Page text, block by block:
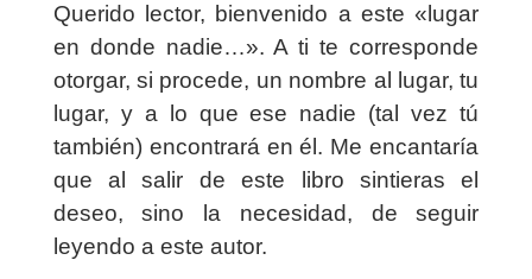
Querido lector, bienvenido a este «lugar
en donde nadie…». A ti te corresponde
otorgar, si procede, un nombre al lugar, tu
lugar, y a lo que ese nadie (tal vez tú
también) encontrará en él. Me encantaría
que al salir de este libro sintieras el
deseo, sino la necesidad, de seguir
leyendo a este autor.